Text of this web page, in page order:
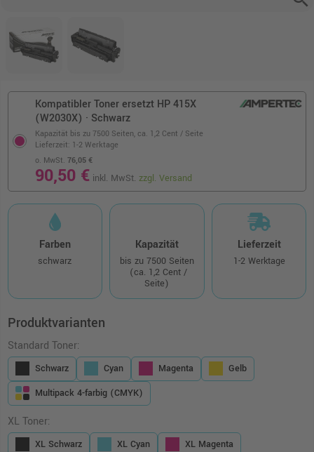
Kompatibler Toner ersetzt HP 415X
(W2030X) · Schwarz
Kapazität bis zu 7500 Seiten, ca. 1,2 Cent / Seite
o. MwSt.76,05 €
90,50 € inkl. MwSt.zzgl. Versand
Lieferzeit: 1-2 Werktage
Farben
schwarz
Kapazität
bis zu 7500 Seiten
(ca. 1,2 Cent /
Seite)
Lieferzeit
1-2 Werktage
Produktvarianten
Standard Toner:
Schwarz Cyan Magenta
Gelb
Multipack 4-farbig (CMYK)
XL Toner:
XL Schwarz XL Cyan
XL Magenta